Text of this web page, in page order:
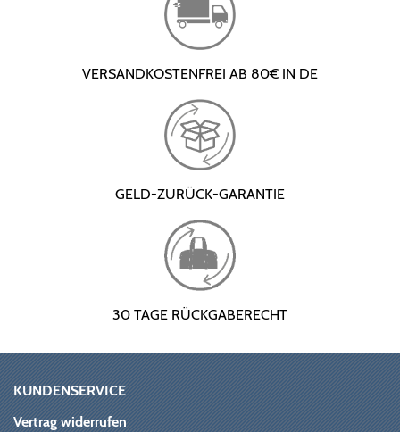
VERSANDKOSTENFREI AB 80€ IN DE
GELD-ZURÜCK-GARANTIE
30 TAGE RÜCKGABERECHT
KUNDENSERVICE
Vertrag widerrufen